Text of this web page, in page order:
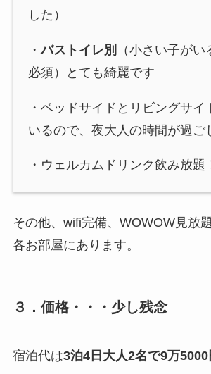
した）
・バストイレ別
（小さい子が
必須）とても綺麗です
・ベッドサイドとリビングサイ
いるので、夜大人の時間が過ご
・ウェルカムドリンク飲み放題
その他、wifi完備、WOWOW見放
各お部屋にあります。
３．価格・・・少し残念
宿泊代は3泊4日大人2名で9万5000